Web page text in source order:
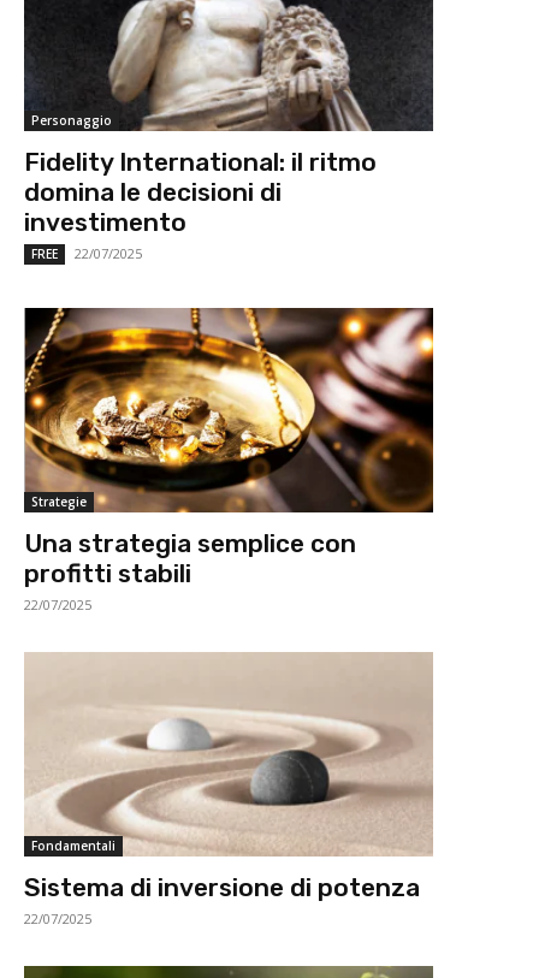
Personaggio
Fidelity International: il ritmo
domina le decisioni di
investimento
FREE 22/07/2025
Strategie
Una strategia semplice con
profitti stabili
22/07/2025
Fondamentali
Sistema di inversione di potenza
22/07/2025